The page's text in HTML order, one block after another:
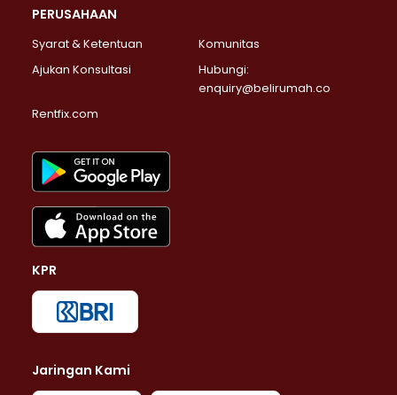
PERUSAHAAN
Syarat & Ketentuan
Komunitas
Ajukan Konsultasi
Hubungi:
enquiry@belirumah.co
Rentfix.com
KPR
Jaringan Kami